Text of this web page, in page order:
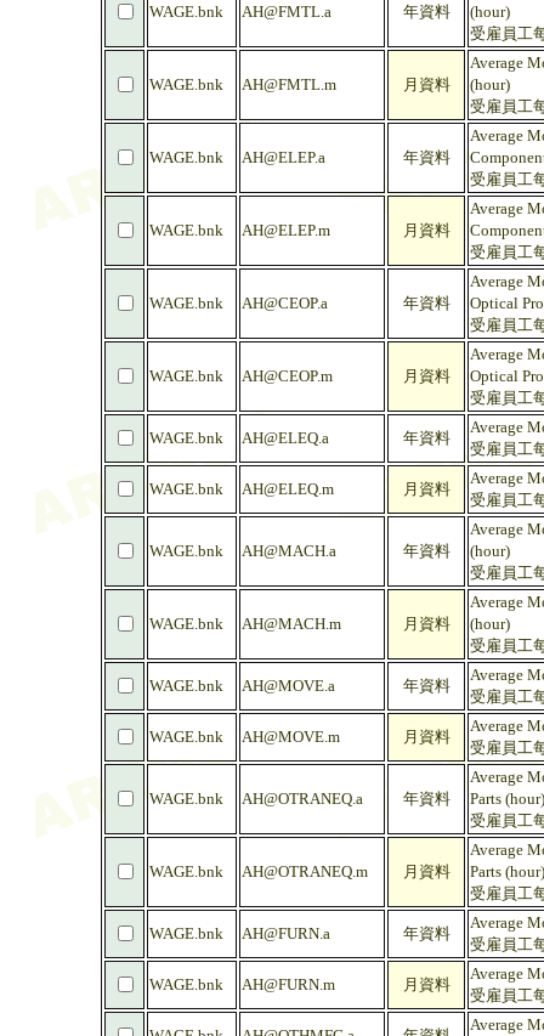
WAGE.bnk AH@FMTL.a 年資料
(hour)
受雇員工
WAGE.bnk AH@FMTL.m 月資料
Average
(hour)
受雇員工
WAGE.bnk AH@ELEP.a 年資料
Average
受雇員工
WAGE.bnk AH@ELEP.m 月資料
Average
受雇員工
WAGE.bnk AH@CEOP.a 年資料
Average
Optical
受雇員工
WAGE.bnk AH@CEOP.m 月資料
Average
Optical
受雇員工
WAGE.bnk AH@ELEQ.a 年資料
Average
受雇員工
WAGE.bnk AH@ELEQ.m 月資料
Average
受雇員工
WAGE.bnk AH@MACH.a 年資料
Average
(hour)
受雇員工
WAGE.bnk AH@MACH.m 月資料
Average
(hour)
受雇員工
WAGE.bnk AH@MOVE.a 年資料
Average
受雇員工
WAGE.bnk AH@MOVE.m 月資料
Average
受雇員工
WAGE.bnk AH@OTRANEQ.a 年資料
Average
Parts (hour)
受雇員工
WAGE.bnk AH@OTRANEQ.m 月資料
Average
Parts (hour)
受雇員工
WAGE.bnk AH@FURN.a 年資料
Average
受雇員工
WAGE.bnk AH@FURN.m 月資料
Average
受雇員工
Average